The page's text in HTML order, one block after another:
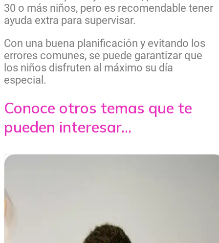
30 o más niños, pero es recomendable tener
ayuda extra para supervisar.
Con una buena planificación y evitando los
errores comunes, se puede garantizar que
los niños disfruten al máximo su día
especial.
Conoce otros temas que te
pueden interesar...